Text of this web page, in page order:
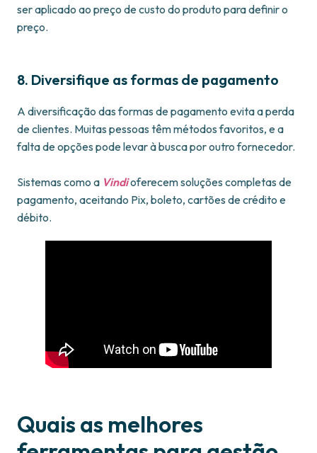
ser aplicado ao preço de custo do produto para definir o
preço.
8. Diversifique as formas de pagamento
A diversificação das formas de pagamento evita a perda
de clientes. Muitas pessoas têm métodos favoritos, e a
falta de opções pode levar à busca por outro fornecedor.
Sistemas como a Vindioferecem soluções completas de
pagamento, aceitando Pix, boleto, cartões de crédito e
débito.
Quais as melhores